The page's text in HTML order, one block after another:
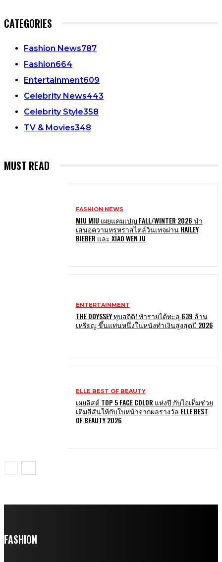
CATEGORIES
Fashion News787
Fashion664
Entertainment609
Celebrity News443
Celebrity Style358
TV & Movies348
MUST READ
FASHION NEWS
MIU MIU เผยแคมเปญ FALL/WINTER 2026 นำ
เสนอความหรูหราสไตล์วินเทจผ่าน HAILEY
BIEBER และ XIAO WEN JU
ENTERTAINMENT
THE ODYSSEY ทุบสถิติ! ทำรายได้ทะลุ 639 ล้าน
เหรียญ ขึ้นแท่นหนึ่งในหนังทำเงินสูงสุดปี 2026
ELLE BEST OF BEAUTY
เผยลิสต์ TOP 5 FACE COLOR แห่งปี กับไอเท็มช่วย
เติมสีสันให้กับใบหน้าจากผลรางวัล ELLE BEST
OF BEAUTY 2026
FASHION